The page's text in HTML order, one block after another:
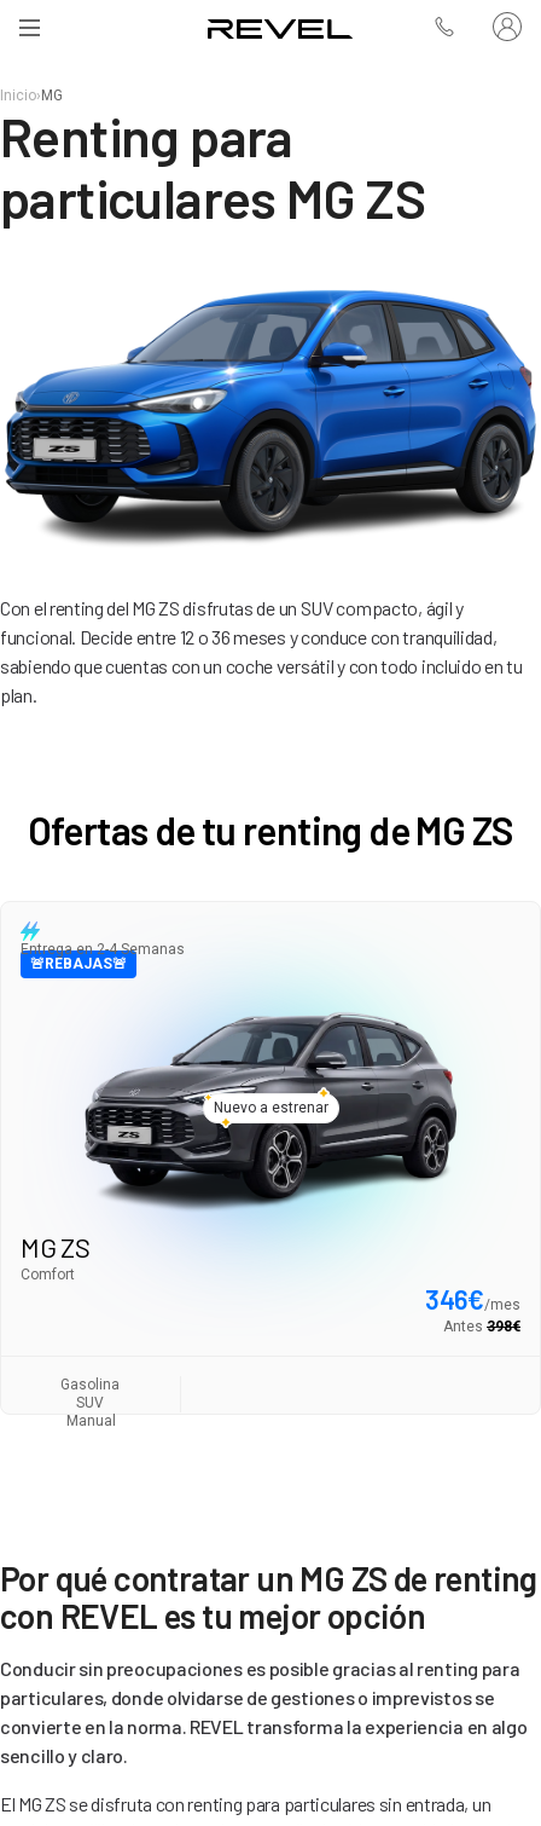
Inicio› MG
Renting para
particulares MG ZS
Con el renting del MG ZS disfrutas de un SUV compacto, ágil y
funcional. Decide entre 12 o 36 meses y conduce con tranquilidad,
sabiendo que cuentas con un coche versátil y con todo incluido en tu
plan.
Ofertas de tu renting de MG ZS
Entrega en 2-4 Semanas
🚨REBAJAS🚨
Nuevo a estrenar
MG ZS
Comfort
346€/mes
Antes 398€
Gasolina
SUV
Manual
Por qué contratar un MG ZS de renting
con REVEL es tu mejor opción
Conducir sin preocupaciones es posible gracias al renting para
particulares, donde olvidarse de gestiones o imprevistos se
convierte en la norma. REVEL transforma la experiencia en algo
sencillo y claro.
El MG ZS se disfruta con renting para particulares sin entrada, un